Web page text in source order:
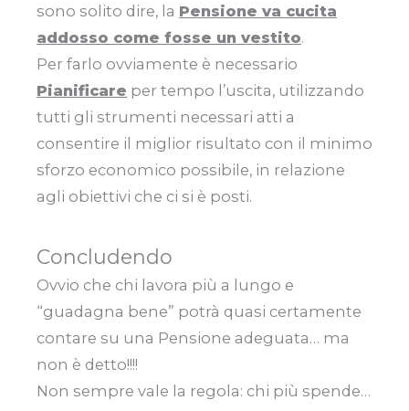
sono solito dire, la Pensione va cucita
addosso come fosse un vestito.
Per farlo ovviamente è necessario
Pianificare per tempo l’uscita, utilizzando
tutti gli strumenti necessari atti a
consentire il miglior risultato con il minimo
sforzo economico possibile, in relazione
agli obiettivi che ci si è posti.
Concludendo
Ovvio che chi lavora più a lungo e
“guadagna bene” potrà quasi certamente
contare su una Pensione adeguata… ma
non è detto!!!!
Non sempre vale la regola: chi più spende…